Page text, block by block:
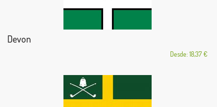
Devon
Desde: 18,37 €